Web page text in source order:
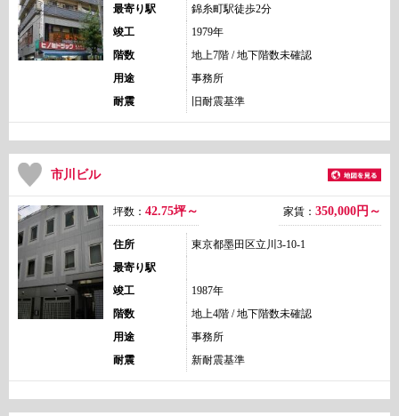
最寄り駅
錦糸町駅徒歩2分
竣工
1979年
階数
地上7階 / 地下階数未確認
用途
事務所
耐震
旧耐震基準
市川ビル
坪数： 42.75坪～ 家賃： 350,000 円～
住所
東京都墨田区立川3-10-1
最寄り駅
竣工
1987年
階数
地上4階 / 地下階数未確認
用途
事務所
耐震
新耐震基準